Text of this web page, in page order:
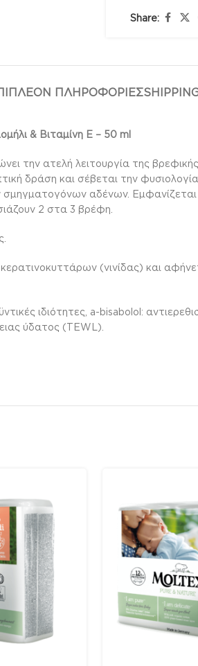
Share:
ΠΛΗΡΟΦΟΡΊΕΣ
& Βιταμίνη Ε – 50 ml
την ατελή λειτουργία της
δράση και σέβεται την
αδένων.
2 στα 3 βρέφη.
(νινίδας) και
ιδιότητες, a-bisabolol:
ύδατος (TEWL).